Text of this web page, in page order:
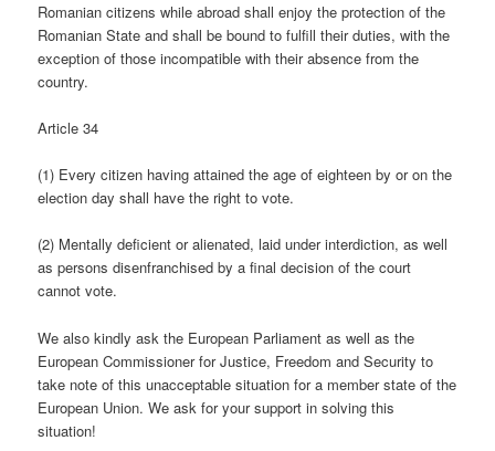
Romanian citizens while abroad shall enjoy the protection of the
Romanian State and shall be bound to fulfill their duties, with the
exception of those incompatible with their absence from the
country.
Article 34
(1) Every citizen having attained the age of eighteen by or on the
election day shall have the right to vote.
(2) Mentally deficient or alienated, laid under interdiction, as well
as persons disenfranchised by a final decision of the court
cannot vote.
We also kindly ask the European Parliament as well as the
European Commissioner for Justice, Freedom and Security to
take note of this unacceptable situation for a member state of the
European Union. We ask for your support in solving this
situation!